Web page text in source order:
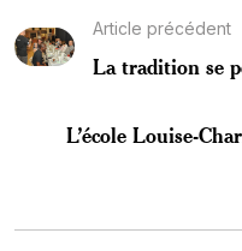
Article précédent
La tradition se
L’école Louise-